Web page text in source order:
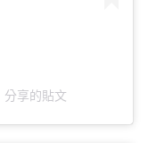
享的貼文